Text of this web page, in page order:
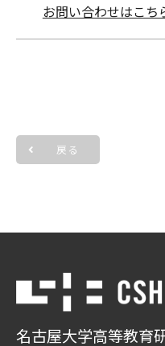
お問い合わせはこち
戻る
名古屋大学高等教育